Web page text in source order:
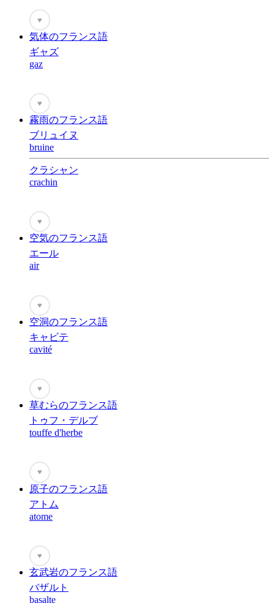
♥
気体のフランス語
ギャズ
gaz
♥
霧雨のフランス語
ブリュイヌ
bruine
クラシャン
crachin
♥
空気のフランス語
エール
air
♥
空洞のフランス語
キャビテ
cavité
♥
草むらのフランス語
トゥフ・デルブ
touffe d'herbe
♥
原子のフランス語
アトム
atome
♥
玄武岩のフランス語
バザルト
basalte